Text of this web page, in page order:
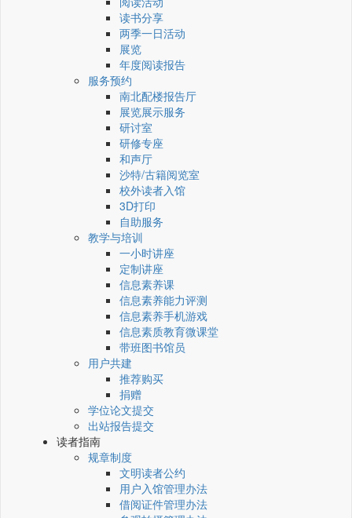
读书分享
两季一日活动
展览
年度阅读报告
服务预约
南北配楼报告厅
展览展示服务
研讨室
研修专座
和声厅
沙特/古籍阅览室
校外读者入馆
3D打印
自助服务
教学与培训
一小时讲座
定制讲座
信息素养课
信息素养能力评测
信息素养手机游戏
信息素质教育微课堂
带班图书馆员
用户共建
推荐购买
捐赠
学位论文提交
出站报告提交
读者指南
规章制度
文明读者公约
用户入馆管理办法
借阅证件管理办法